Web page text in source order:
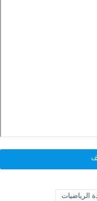
الرياضيات